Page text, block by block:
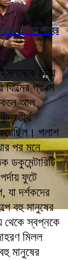
অমিত শাহের
নিয়ে
ফিল্মের প্রথম
আল
পলাশ
পর মনে
ফুটে
যা দর্শকদের
বহু মানুষের
থেকে স্বপ্নকে
মিলল
মানুষের